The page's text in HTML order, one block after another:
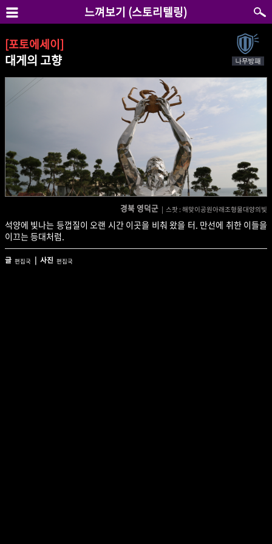
느껴보기 (스토리텔링)
[포토에세이]
대게의 고향
경북 영덕군 | 스팟 : 해맞이공원아래조형물대양의빛
석양에 빛나는 등껍질이 오랜 시간 이곳을 비춰 왔을 터. 만선에 취한 이들을
이끄는 등대처럼.
글 편집국 | 사진 편집국